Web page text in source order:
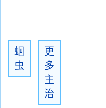
蛔
虫
更
多
主
治